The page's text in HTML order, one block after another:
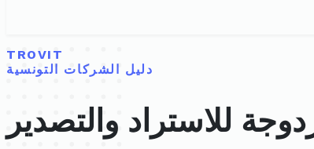
TROVIT
دليل الشركات التونسية
للاستراد والتصدير